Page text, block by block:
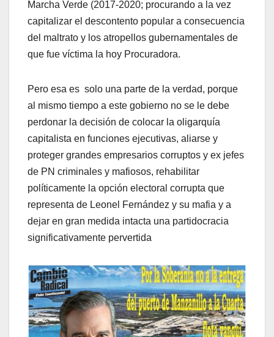
Marcha Verde (2017-2020; procurando a la vez
capitalizar el descontento popular a consecuencia
del maltrato y los atropellos gubernamentales de
que fue víctima la hoy Procuradora.
Pero esa es solo una parte de la verdad, porque
al mismo tiempo a este gobierno no se le debe
perdonar la decisión de colocar la oligarquía
capitalista en funciones ejecutivas, aliarse y
proteger grandes empresarios corruptos y ex jefes
de PN criminales y mafiosos, rehabilitar
políticamente la opción electoral corrupta que
representa de Leonel Fernández y su mafia y a
dejar en gran medida intacta una partidocracia
significativamente pervertida